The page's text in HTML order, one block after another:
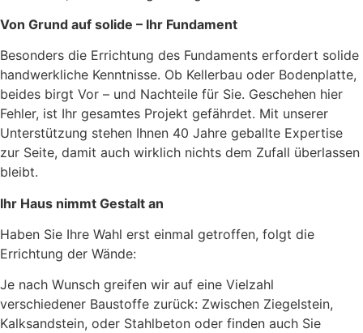
Von Grund auf solide – Ihr Fundament
Besonders die Errichtung des Fundaments erfordert solide
handwerkliche Kenntnisse. Ob Kellerbau oder Bodenplatte,
beides birgt Vor – und Nachteile für Sie. Geschehen hier
Fehler, ist Ihr gesamtes Projekt gefährdet. Mit unserer
Unterstützung stehen Ihnen 40 Jahre geballte Expertise
zur Seite, damit auch wirklich nichts dem Zufall überlassen
bleibt.
Ihr Haus nimmt Gestalt an
Haben Sie Ihre Wahl erst einmal getroffen, folgt die
Errichtung der Wände:
Je nach Wunsch greifen wir auf eine Vielzahl
verschiedener Baustoffe zurück: Zwischen Ziegelstein,
Kalksandstein, oder Stahlbeton oder finden auch Sie